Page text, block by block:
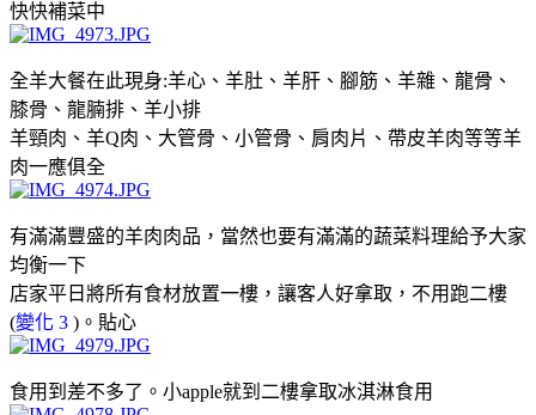
快快補菜中
全羊大餐在此現身:羊心、羊肚、羊肝、腳筋、羊雜、龍骨、
膝骨、龍腩排、羊小排
羊頸肉、羊Q肉、大管骨、小管骨、肩肉片、帶皮羊肉等等羊
肉一應俱全
有滿滿豐盛的羊肉肉品，當然也要有滿滿的蔬菜料理給予大家
均衡一下
店家平日將所有食材放置一樓，讓客人好拿取，不用跑二樓
(變化 3 )。貼心
食用到差不多了。小apple就到二樓拿取冰淇淋食用